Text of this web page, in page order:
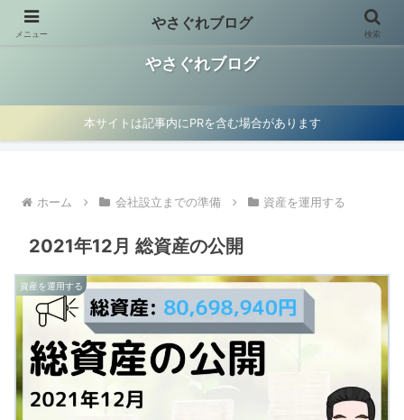
やさぐれブログ
本サイトは記事内にPRを含む場合があります
ホーム 会社設立までの準備 資産を運用する
2021年12月 総資産の公開
資産を運用する
メニュー
やさぐれブログ
検索